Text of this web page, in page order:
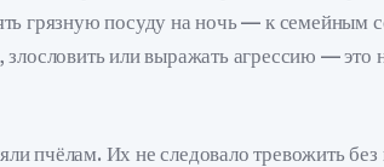
грязную посуду на ночь — к семейным
злословить или выражать агрессию — это
пчёлам. Их не следовало тревожить